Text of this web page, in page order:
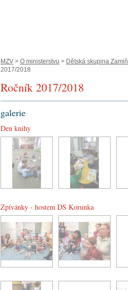
MZV > O ministerstvu > Dětská skupina
2017/2018
Ročník 2017/2018
galerie
Den knihy
Zpívánky - hostem DS Korunka